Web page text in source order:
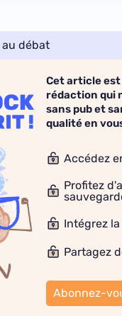
débat
Cet article est
rédaction qui
sans pub et
qualité en
Accédez
Profitez
Intégrez
Partagez
Abonnez-